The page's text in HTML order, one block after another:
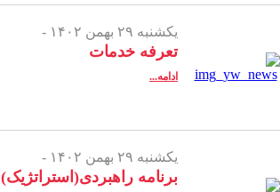
یکشنبه ۲۹ بهمن ۱۴۰۲ -
تعرفه خدمات
ادامه...
یکشنبه ۲۹ بهمن ۱۴۰۲ -
برنامه راهبردی(استراتژیک)